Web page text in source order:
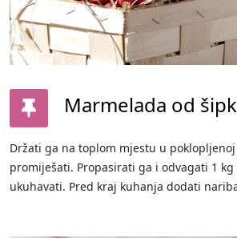
Marmelada od
Držati ga na toplom mjestu u
promiješati. Propasirati ga i odvagati 1 kg
ukuhavati. Pred kraj kuhanja dodati